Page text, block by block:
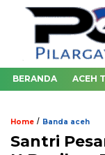
BERANDA ACEH
Home / Banda aceh
Santri